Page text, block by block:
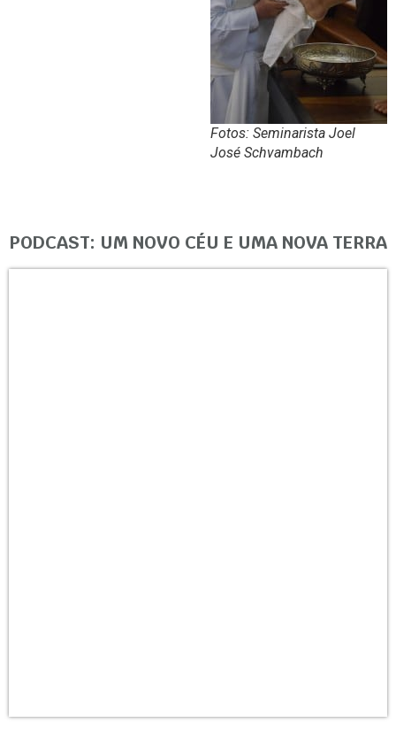
Fotos: Seminarista Joel
José Schvambach
PODCAST: UM NOVO CÉU E UMA NOVA TERRA